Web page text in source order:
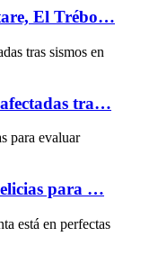
El Trébo…
tra…
para …